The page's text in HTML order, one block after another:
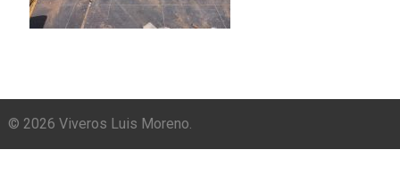
© 2026 Viveros Luis Moreno.